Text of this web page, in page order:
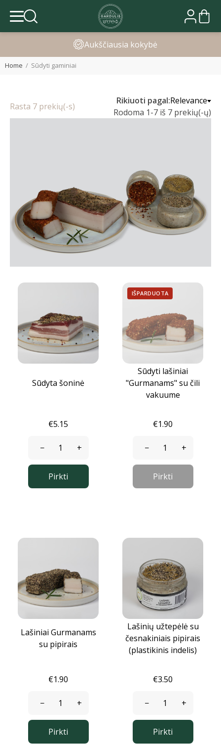
Greitas pristatymas
Home Sūdyti gaminiai
Rasta 7 prekių(-s)
Rikiuoti pagal:Relevance
Rodoma 1-7 iš 7 prekių(-ų)
Sūdyta šoninė
€5.15
− +
Pirkti
IŠPARDUOTA
Sūdyti lašiniai
"Gurmanams" su čili
vakuume
€1.90
− +
Pirkti
Lašiniai Gurmanams
su pipirais
€1.90
− +
Pirkti
Lašinių užtepėlė su
česnakiniais pipirais
(plastikinis indelis)
€3.50
− +
Pirkti